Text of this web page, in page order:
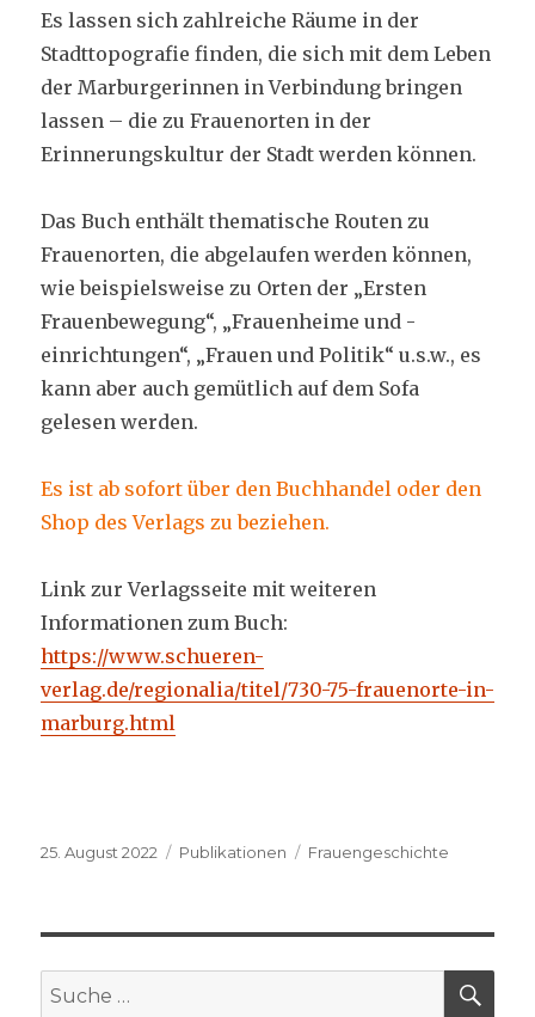
Es lassen sich zahlreiche Räume in der
Stadttopografie finden, die sich mit dem Leben
der Marburgerinnen in Verbindung bringen
lassen – die zu Frauenorten in der
Erinnerungskultur der Stadt werden können.
Das Buch enthält thematische Routen zu
Frauenorten, die abgelaufen werden können,
wie beispielsweise zu Orten der „Ersten
Frauenbewegung“, „Frauenheime und -
einrichtungen“, „Frauen und Politik“ u.s.w., es
kann aber auch gemütlich auf dem Sofa
gelesen werden.
Es ist ab sofort über den Buchhandel oder den
Shop des Verlags zu beziehen.
Link zur Verlagsseite mit weiteren
Informationen zum Buch:
https://www.schueren-
verlag.de/regionalia/titel/730-75-frauenorte-in-
marburg.html
Veröffentlicht
25. August 2022 Kategorien
Publikationen Schlagwörter
Frauengeschichte
Suche